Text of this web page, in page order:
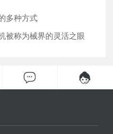
多种方式
被称为械界的灵活之眼